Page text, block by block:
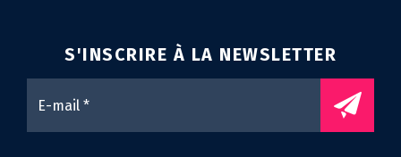
S'INSCRIRE À LA NEWSLETTER